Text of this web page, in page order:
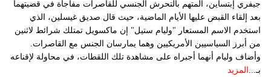
جيفري إبتساين، المتهم بالتحرش الجنسي للقاصرات مفاجأة في قضيتهما
بعد إلقاء القبض عليها الأيام الماضية، حيث قال صديق غيسلين، الذي
استخدم الاسم المستعار "وليام ستيل" إن ماكسويل تمتلك شرائط لاثنين
من أبرز السياسيين الأمريكيين وهما يمارسان الجنس مع القاصرات.
وأضاف وليام أنهما أجبراه على مشاهدة تلك اللقطات، في محاولة لإقناعه
بـ... المزيد